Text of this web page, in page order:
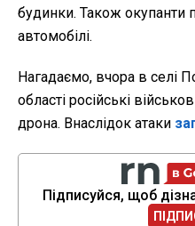
будинки. Також окупанти
автомобілі.
Нагадаємо, вчора в селі
області російські
дрона. Внаслідок атаки
Підписуйся, щоб